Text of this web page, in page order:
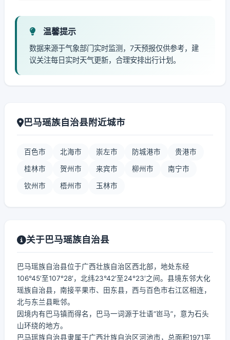
温馨提示
数据来源于气象部门实时监测，7天预报仅供参考，建
议关注每日实时天气更新，合理安排出行计划。
巴马瑶族自治县附近城市
百色市 北海市 崇左市 防城港市 贵港市
桂林市 贺州市 来宾市 柳州市 南宁市
钦州市 梧州市 玉林市
关于巴马瑶族自治县
巴马瑶族自治县位于广西壮族自治区西北部，地处东经
106°45′至107°28′，北纬23°42′至24°23′之间。县境东邻大化
瑶族自治县，南接平果市、田东县，西与百色市右江区相连，
北与东兰县毗邻。
因境内有巴马镇而得名，巴马一词源于壮语“岜马”，意为石头
山环绕的地方。
巴马瑶族自治县隶属于广西壮族自治区河池市，总面积1971平